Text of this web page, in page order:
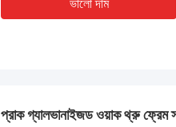
ভালো দাম
প্রাক গ্যালভানাইজড ওয়াক থ্রু ফ্রেম